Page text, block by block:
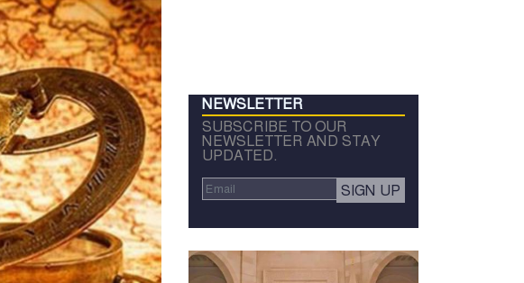
NEWSLETTER
SUBSCRIBE TO OUR
NEWSLETTER AND STAY
UPDATED.